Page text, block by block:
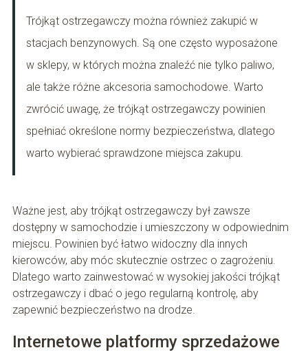
Trójkąt ostrzegawczy można również zakupić w
stacjach benzynowych. Są one często wyposażone
w sklepy, w których można znaleźć nie tylko paliwo,
ale także różne akcesoria samochodowe. Warto
zwrócić uwagę, że trójkąt ostrzegawczy powinien
spełniać określone normy bezpieczeństwa, dlatego
warto wybierać sprawdzone miejsca zakupu.
Ważne jest, aby trójkąt ostrzegawczy był zawsze
dostępny w samochodzie i umieszczony w odpowiednim
miejscu. Powinien być łatwo widoczny dla innych
kierowców, aby móc skutecznie ostrzec o zagrożeniu.
Dlatego warto zainwestować w wysokiej jakości trójkąt
ostrzegawczy i dbać o jego regularną kontrolę, aby
zapewnić bezpieczeństwo na drodze.
Internetowe platformy sprzedażowe